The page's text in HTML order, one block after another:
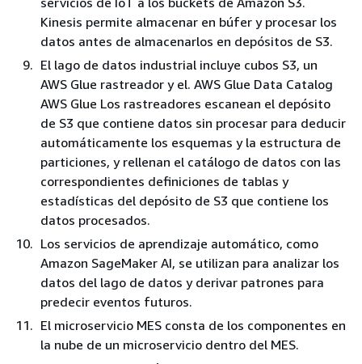
Kinesis permite almacenar en búfer y procesar los
datos antes de almacenarlos en depósitos de S3.
El lago de datos industrial incluye cubos S3, un
AWS Glue rastreador y el. AWS Glue Data Catalog
AWS Glue Los rastreadores escanean el depósito
de S3 que contiene datos sin procesar para deducir
automáticamente los esquemas y la estructura de
particiones, y rellenan el catálogo de datos con las
correspondientes definiciones de tablas y
estadísticas del depósito de S3 que contiene los
datos procesados.
Los servicios de aprendizaje automático, como
Amazon SageMaker AI, se utilizan para analizar los
datos del lago de datos y derivar patrones para
predecir eventos futuros.
El microservicio MES consta de los componentes en
la nube de un microservicio dentro del MES.